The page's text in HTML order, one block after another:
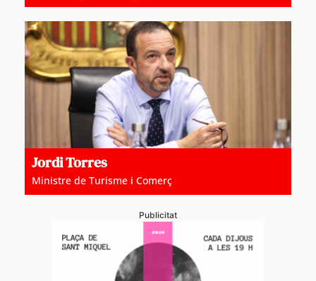
Jordi Torres
Ministre de Turisme i Comerç
Publicitat